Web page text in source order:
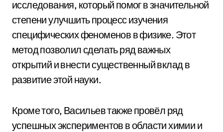
исследования, который помог в значительной
степени улучшить процесс изучения
специфических феноменов в физике. Этот
метод позволил сделать ряд важных
открытий и внести существенный вклад в
развитие этой науки.
Кроме того, Васильев также провёл ряд
успешных экспериментов в области химии и